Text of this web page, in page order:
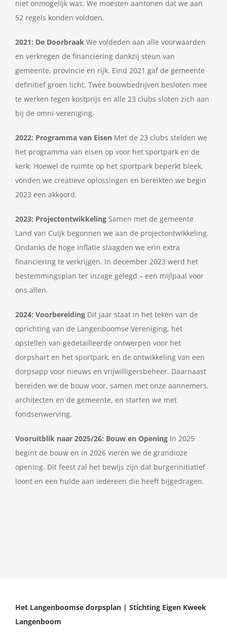
niet onmogelijk was. We moesten aantonen dat we aan
52 regels konden voldoen.
2021: De Doorbraak We voldeden aan alle voorwaarden
en verkregen de financiering dankzij steun van
gemeente, provincie en rijk. Eind 2021 gaf de gemeente
definitief groen licht. Twee bouwbedrijven besloten mee
te werken tegen kostprijs en alle 23 clubs sloten zich aan
bij de omni-vereniging.
2022: Programma van Eisen Met de 23 clubs stelden we
het programma van eisen op voor het sportpark en de
kerk. Hoewel de ruimte op het sportpark beperkt bleek,
vonden we creatieve oplossingen en bereikten we begin
2023 een akkoord.
2023: Projectontwikkeling Samen met de gemeente
Land van Cuijk begonnen we aan de projectontwikkeling.
Ondanks de hoge inflatie slaagden we erin extra
financiering te verkrijgen. In december 2023 werd het
bestemmingsplan ter inzage gelegd – een mijlpaal voor
ons allen.
2024: Voorbereiding Dit jaar staat in het teken van de
oprichting van de Langenboomse Vereniging, het
opstellen van gedetailleerde ontwerpen voor het
dorpshart en het sportpark, en de ontwikkeling van een
dorpsapp voor nieuws en vrijwilligersbeheer. Daarnaast
bereiden we de bouw voor, samen met onze aannemers,
architecten en de gemeente, en starten we met
fondsenwerving.
Vooruitblik naar 2025/26: Bouw en Opening In 2025
begint de bouw en in 2026 vieren we de grandioze
opening. Dit feest zal het bewijs zijn dat burgerinitiatief
loont en een hulde aan iedereen die heeft bijgedragen.
Het Langenboomse dorpsplan | Stichting Eigen Kweek
Langenboom